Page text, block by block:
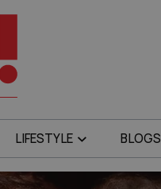
LIFESTYLE BLOGS